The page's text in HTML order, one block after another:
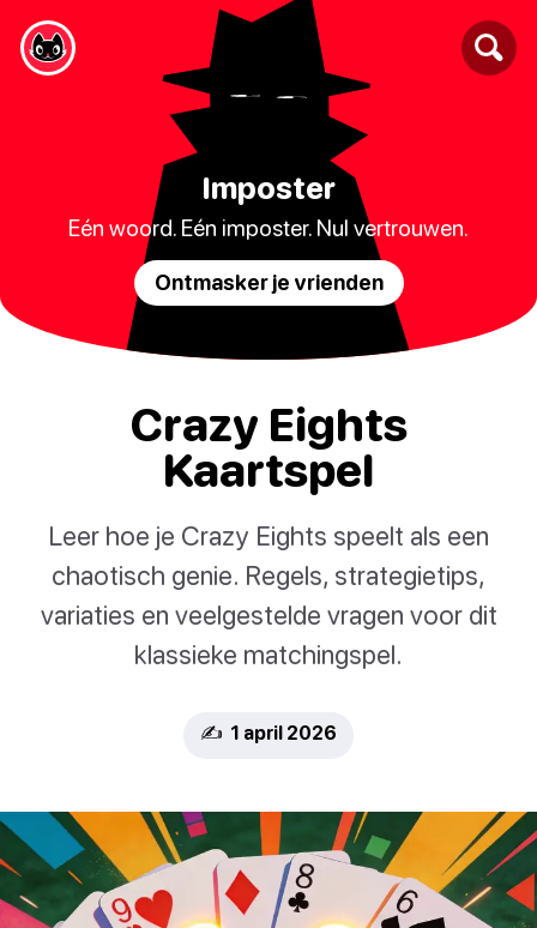
Imposter
Eén woord. Eén imposter. Nul vertrouwen.
Ontmasker je vrienden
Crazy Eights
Kaartspel
Leer hoe je Crazy Eights speelt als een
chaotisch genie. Regels, strategietips,
variaties en veelgestelde vragen voor dit
klassieke matchingspel.
✍️ 1 april 2026